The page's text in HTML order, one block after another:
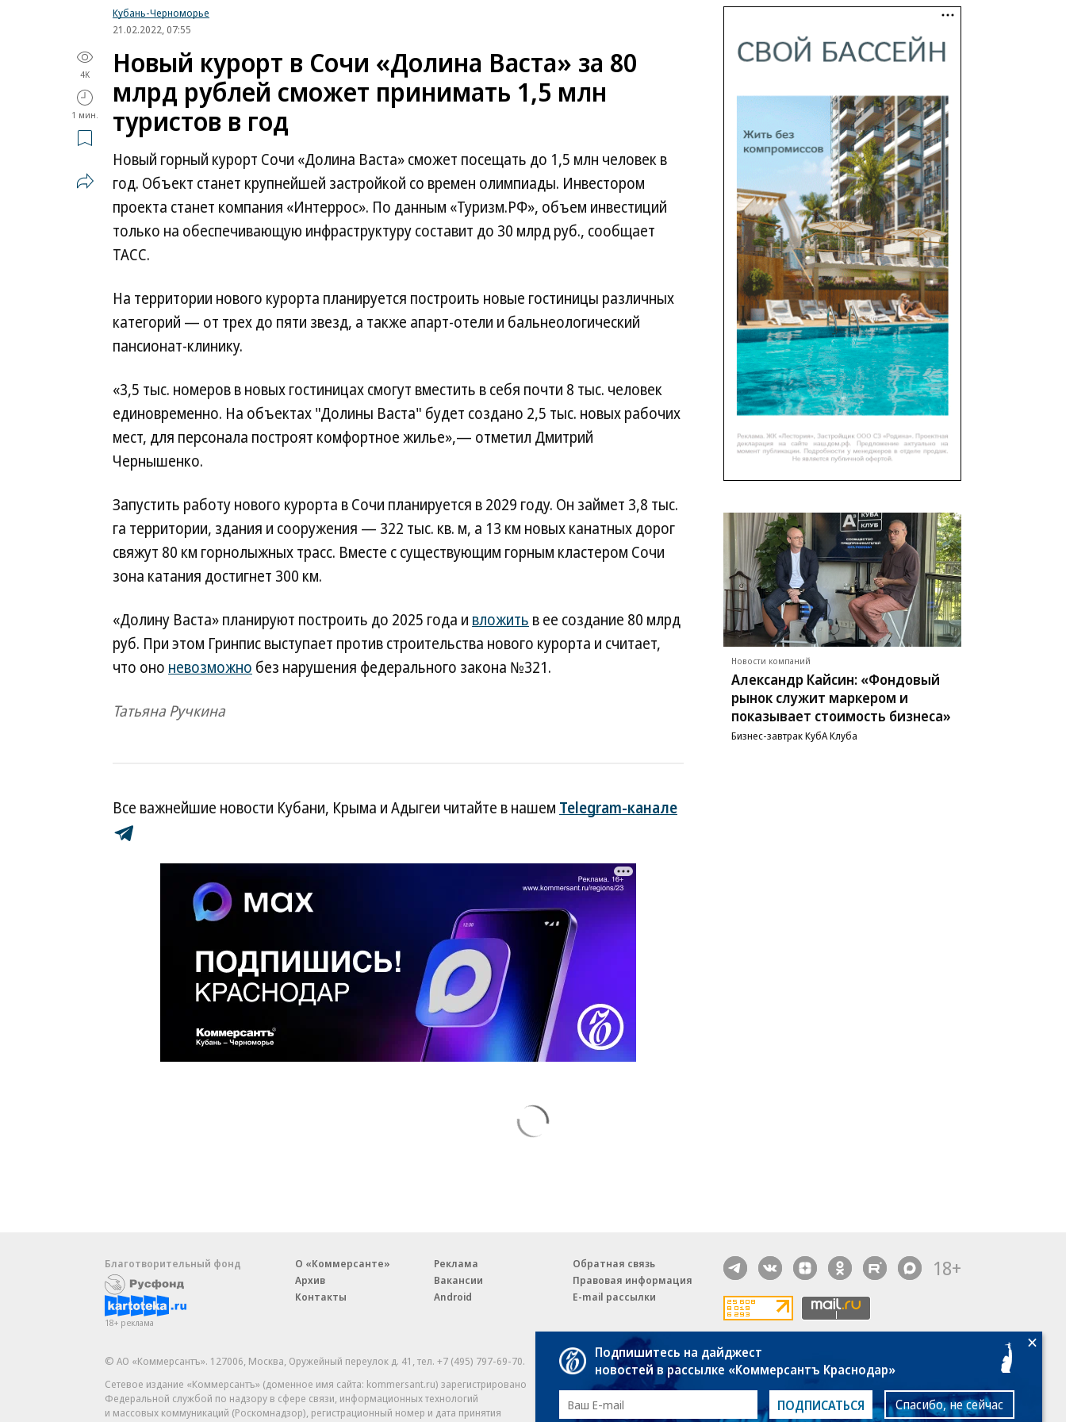
Кубань-Черноморье
21.02.2022, 07:55
4K
1 мин.
Новый курорт в Сочи «Долина Васта» за 80
млрд рублей сможет принимать 1,5 млн
туристов в год
Новый горный курорт Сочи «Долина Васта» сможет посещать до 1,5 млн человек в
год. Объект станет крупнейшей застройкой со времен олимпиады. Инвестором
проекта станет компания «Интеррос». По данным «Туризм.РФ», объем инвестиций
только на обеспечивающую инфраструктуру составит до 30 млрд руб., сообщает
ТАСС.
На территории нового курорта планируется построить новые гостиницы различных
категорий — от трех до пяти звезд, а также апарт-отели и бальнеологический
пансионат-клинику.
«3,5 тыс. номеров в новых гостиницах смогут вместить в себя почти 8 тыс. человек
единовременно. На объектах "Долины Васта" будет создано 2,5 тыс. новых рабочих
мест, для персонала построят комфортное жилье»,— отметил Дмитрий
Чернышенко.
Запустить работу нового курорта в Сочи планируется в 2029 году. Он займет 3,8 тыс.
га территории, здания и сооружения — 322 тыс. кв. м, а 13 км новых канатных дорог
свяжут 80 км горнолыжных трасс. Вместе с существующим горным кластером Сочи
зона катания достигнет 300 км.
«Долину Васта» планируют построить до 2025 года и вложить в ее создание 80 млрд
руб. При этом Гринпис выступает против строительства нового курорта и считает,
что оно невозможно без нарушения федерального закона №321.
Татьяна Ручкина
Все важнейшие новости Кубани, Крыма и Адыгеи читайте в нашем Telegram-канале
Новости компаний
Александр Кайсин: «Фондовый
рынок служит маркером и
показывает стоимость бизнеса»
Бизнес-завтрак КубА Клуба
Благотворительный фонд
18+ реклама
О «Коммерсанте»
Архив
Контакты
Реклама
Вакансии
Android
Обратная связь
Правовая информация
E-mail рассылки
18+
© АО «Коммерсантъ». 127006, Москва, Оружейный переулок д. 41,тел. +7 (495) 797-69-70.
Сетевое издание «Коммерсантъ» (доменное имя сайта: kommersant.ru) зарегистрировано
Федеральной службой по надзору в сфере связи, информационных технологий
и массовых коммуникаций (Роскомнадзор), регистрационный номер и дата принятия
Партнерские проекты/материалы, новости компаний, материалы с пометкой
«Промо» и «Официальное сообщение» опубликованы на коммерческой основе.
На kommersant.ru применяются рекомендательные технологии.
Подробнее
Подпишитесь на дайджест
новостей в рассылке «Коммерсантъ Краснодар»
ПОДПИСАТЬСЯ Спасибо, не сейчас